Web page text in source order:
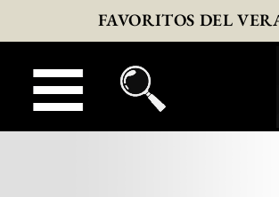
FAVORITOS DEL